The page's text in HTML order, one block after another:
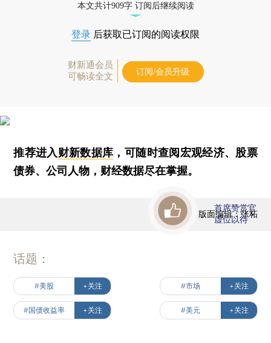
本文共计909字 订阅后继续阅读
登录 后获取已订阅的阅读权限
财新通会员
可畅读全文
订阅/会员升级
推荐进入财新数据库 ，可随时查阅宏观经济、股票
债券、公司人物，财经数据尽在掌握。
版面编辑：张柘
首席赞赏官
虚位以待
话题：
#美股 +关注 #市场 +关注
#国债收益率 +关注 #美元 +关注